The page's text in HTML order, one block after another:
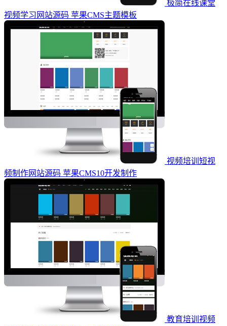
极简在线课堂
视频学习网站源码 苹果CMS主题模板
视频培训短视
频制作网站源码 苹果CMS10开发制作
教育培训视频